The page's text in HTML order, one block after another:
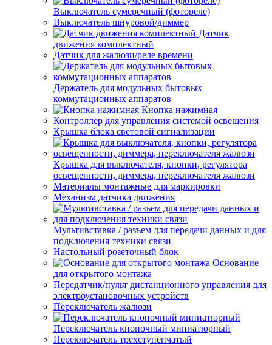
Выключатель сумеречный (фотореле)
Выключатель шнуровой/диммер
Датчик
движения комплектный
Датчик для жалюзи/реле времени
Держатель для модульных бытовых
коммутационных аппаратов
Кнопка нажимная
Контроллер для управления системой освещения
Крышка блока световой сигнализации
Крышка для выключателя, кнопки, регулятора
освещенности, диммера, переключателя жалюзи
Материалы монтажные для маркировки
Механизм датчика движения
Мультивставка / разъем для передачи данных и для
подключения техники связи
Настольный розеточный блок
Основание
для открытого монтажа
Передатчик/пульт дистанционного управления для
электроустановочных устройств
Переключатель жалюзи
Переключатель кнопочный миниатюрный
Переключатель трехступенчатый